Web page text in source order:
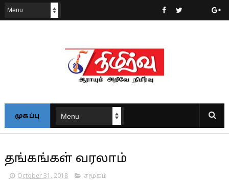
முகப்பு
தங்கங்கள் வரலாம்
October 31, 2018 சமூகம்